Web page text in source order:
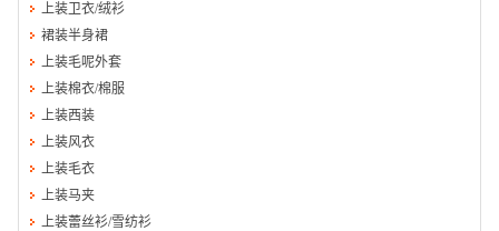
上装卫衣/绒衫
裙装半身裙
上装毛呢外套
上装棉衣/棉服
上装西装
上装风衣
上装毛衣
上装马夹
上装蕾丝衫/雪纺衫